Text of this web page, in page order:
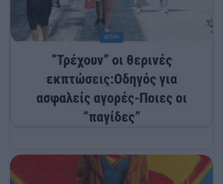
ΑΓΟΡΑ
”Τρέχουν” οι θερινές
εκπτώσεις:Οδηγός για
ασφαλείς αγορές-Ποιες οι
”παγίδες”